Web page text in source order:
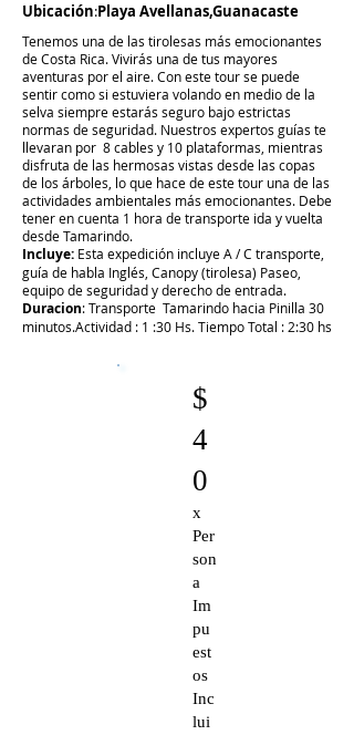
Ubicación:Playa Avellanas,Guanacaste
Tenemos una de las tirolesas más emocionantes
de Costa Rica. Vivirás una de tus mayores
aventuras por el aire. Con este tour se puede
sentir como si estuviera volando en medio de la
selva siempre estarás seguro bajo estrictas
normas de seguridad. Nuestros expertos guías te
llevaran por 8 cables y 10 plataformas, mientras
disfruta de las hermosas vistas desde las copas
de los árboles, lo que hace de este tour una de las
actividades ambientales más emocionantes. Debe
tener en cuenta 1 hora de transporte ida y vuelta
desde Tamarindo.
Incluye: Esta expedición incluye A / C transporte,
guía de habla Inglés, Canopy (tirolesa) Paseo,
equipo de seguridad y derecho de entrada.
Duracion: Transporte Tamarindo hacia Pinilla 30
minutos.Actividad : 1 :30 Hs. Tiempo Total : 2:30 hs
$
4
0
x
Per
son
a
Im
pu
est
os
Inc
lui